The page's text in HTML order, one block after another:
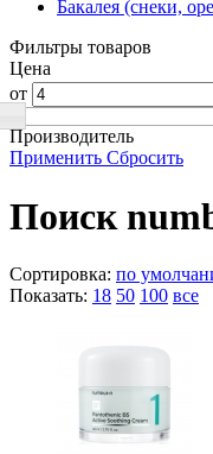
Бакалея (снеки,
Фильтры товаров
Цена
от
Производитель
Применить Сбросить
Поиск
Сортировка: по
Показать: 18 50 100 все